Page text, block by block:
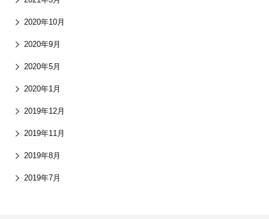
2020年10月
2020年9月
2020年5月
2020年1月
2019年12月
2019年11月
2019年8月
2019年7月